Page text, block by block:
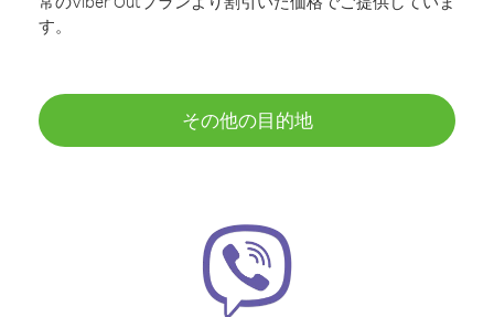
す。
その他の目的地